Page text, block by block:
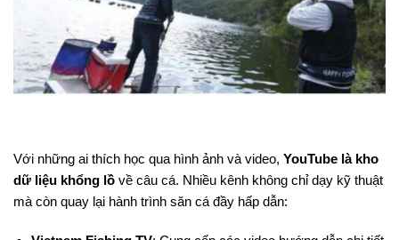
Với những ai thích học qua hình ảnh và video, YouTube là kho
dữ liệu khổng lồ về câu cá. Nhiều kênh không chỉ dạy kỹ thuật
mà còn quay lại hành trình săn cá đầy hấp dẫn: